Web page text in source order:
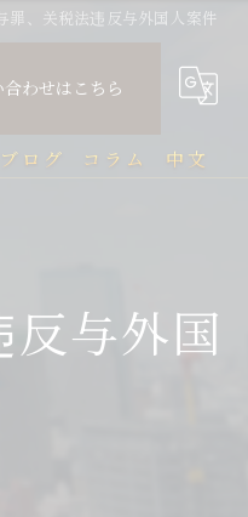
罪、关税法违反与外国人案件
合わせはこちら
ブログ コラム 中文
与外国